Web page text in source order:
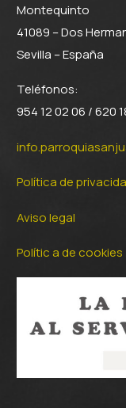
Montequinto
41089 – Dos
Sevilla – España
Teléfonos:
954 12 02 06 / 620
Política de
Aviso legal
Polític a de cookies